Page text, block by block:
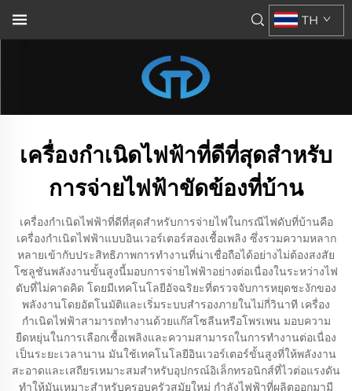
TH
เครื่องกำเนิดไฟฟ้าที่ดีที่สุดสำหรับ
การจ่ายไฟฟ้าขัดข้องที่บ้าน
เครื่องกำเนิดไฟฟ้าที่ดีที่สุดสำหรับการจ่ายไฟในกรณีไฟดับที่บ้านคือ
เครื่องกำเนิดไฟฟ้าแบบอินเวอร์เตอร์สองเชื้อเพลิง ซึ่งรวมความหลาก
หลายเข้ากับประสิทธิภาพการทำงานที่น่าเชื่อถือได้อย่างไม่ต้องสงสัย
โซลูชันพลังงานขั้นสูงนี้มอบการจ่ายไฟฟ้าอย่างต่อเนื่องในระหว่างไฟ
ดับที่ไม่คาดคิด โดยมีเทคโนโลยีอัจฉริยะที่ตรวจจับการหยุดชะงักของ
พลังงานโดยอัตโนมัติและเริ่มระบบสำรองภายในไม่กี่วินาที เครื่อง
กำเนิดไฟฟ้าสามารถทำงานด้วยแก๊สโซลีนหรือโพรเพน มอบความ
ยืดหยุ่นในการเลือกเชื้อเพลิงและความสามารถในการทำงานต่อเนื่อง
เป็นระยะเวลานาน มันใช้เทคโนโลยีอินเวอร์เตอร์ขั้นสูงที่ให้พลังงาน
สะอาดและเสถียรเหมาะสมสำหรับอุปกรณ์อิเล็กทรอนิกส์ที่ไวต่อแรงดัน
ทำให้มันเหมาะสำหรับครอบครัวสมัยใหม่ กำลังไฟฟ้าที่ผลิตออกมามี